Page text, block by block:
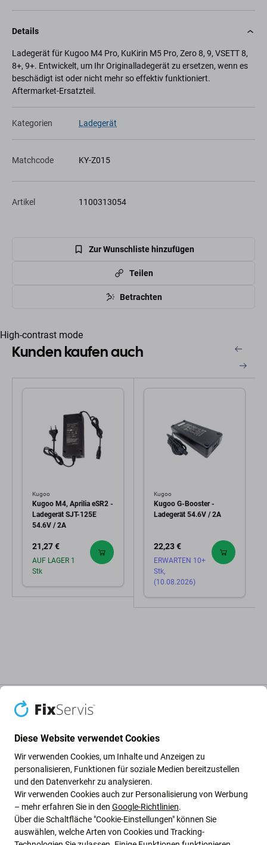
Details
Ladegerät für Kugoo M4 Pro, KuKirin M5 Pro, Zero 8, 9, VSETT 8,
8+, 9+. Entwickelt, um Ihr Originalladegerät zu ersetzen, wenn es
beschädigt ist oder nicht mehr so effektiv funktioniert.
Aftermarket-Ersatzteil.
Kategorien Ladegerät
Matchcode KY-Z015
Artikel 1100313054
Zur Wunschliste hinzufügen
Teilen
Betrachten
High-contrast mode
Kunden kaufen auch
Kugoo
Kugoo M4, Aprilia eSR2 -
Ladegerät SJT-125E
54.6V / 2A
21,27 €
AUF LAGER 1
Stk
Kugoo
Kugoo G-Booster -
Ladegerät 54.6V / 2A
22,23 €
ERWARTEN 10+
Stk,
(10.08.2026)
Beschreibung und Spezifikation
Ladegerät für
Wenn Ihr Gerät nicht mehrlädt , ersetzen Sie Ihr altes
Ladegerätmit diesem und stellen Sie die Funktionalität
Ihres Geräts wieder her.
Diese Website verwendet Cookies
Wir verwenden Cookies, um Inhalte und Anzeigen zu
personalisieren, Funktionen für soziale Medien bereitzustellen
und den Datenverkehr zu analysieren.
Wir verwenden Cookies auch zur Personalisierung von Werbung
– mehr erfahren Sie in den Google-Richtlinien.
Über die Schaltfläche "Cookie-Einstellungen" können Sie
auswählen, welche Arten von Cookies und Tracking-